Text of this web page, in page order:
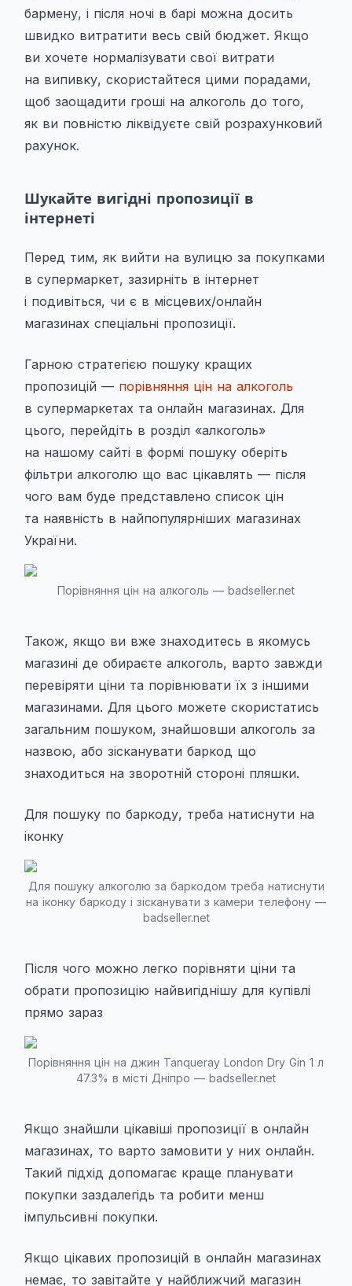
бармену, і після ночі в барі можна досить
швидко витратити весь свій бюджет. Якщо
ви хочете нормалізувати свої витрати
на випивку, скористайтеся цими порадами,
щоб заощадити гроші на алкоголь до того,
як ви повністю ліквідуєте свій розрахунковий
рахунок.
Шукайте вигідні пропозиції в
інтернеті
Перед тим, як вийти на вулицю за покупками
в супермаркет, зазирніть в інтернет
і подивіться, чи є в місцевих/онлайн
магазинах спеціальні пропозиції.
Гарною стратегією пошуку кращих
пропозицій — порівняння цін на алкоголь
в супермаркетах та онлайн магазинах. Для
цього, перейдіть в розділ «алкоголь»
на нашому сайті в формі пошуку оберіть
фільтри алкоголю що вас цікавлять — після
чого вам буде представлено список цін
та наявність в найпопулярніших магазинах
України.
Порівняння цін на алкоголь — badseller.net
Також, якщо ви вже знаходитесь в якомусь
магазині де обираєте алкоголь, варто завжди
перевіряти ціни та порівнювати їх з іншими
магазинами. Для цього можете скористатись
загальним пошуком, знайшовши алкоголь за
назвою, або зісканувати баркод що
знаходиться на зворотній стороні пляшки.
Для пошуку по баркоду, треба натиснути на
іконку
Для пошуку алкоголю за баркодом треба натиснути
на іконку баркоду і зісканувати з камери телефону —
badseller.net
Після чого можно легко порівняти ціни та
обрати пропозицію найвигіднішу для купівлі
прямо зараз
Порівняння цін на джин Tanqueray London Dry Gin 1 л
47.3% в місті Дніпро — badseller.net
Якщо знайшли цікавіші пропозиції в онлайн
магазинах, то варто замовити у них онлайн.
Такий підхід допомагає краще планувати
покупки заздалегідь та робити менш
імпульсивні покупки.
Якщо цікавих пропозицій в онлайн магазинах
немає, то завітайте у найближчий магазин